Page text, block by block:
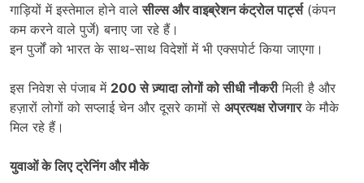
गाड़ियों में इस्तेमाल होने वालेसील्स और वाइब्रेशन कंट्रोल पार्ट्स(कंपन
कम करने वाले पुर्जे) बनाए जा रहे हैं।
इन पुर्जों को भारत के साथ-साथ विदेशों में भी एक्सपोर्ट किया जाएगा।
इस निवेश से पंजाब में 200से ज़्यादा लोगों को सीधी नौकरीमिली है और
हज़ारों लोगों को सप्लाई चेन और दूसरे कामों से अप्रत्यक्ष रोजगारके मौके
मिल रहे हैं।
युवाओं के लिए ट्रेनिंग और मौके